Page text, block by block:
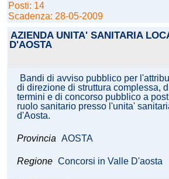
Posti: 14
Scadenza: 28-05-2009
AZIENDA UNITA' SANITARIA
D'AOSTA
Bandi di avviso pubblico per
di direzione di struttura complessa,
termini e di concorso pubblico a
ruolo sanitario presso l'unita'
d'Aosta.
Provincia AOSTA
Regione Concorsi in Valle D'aosta